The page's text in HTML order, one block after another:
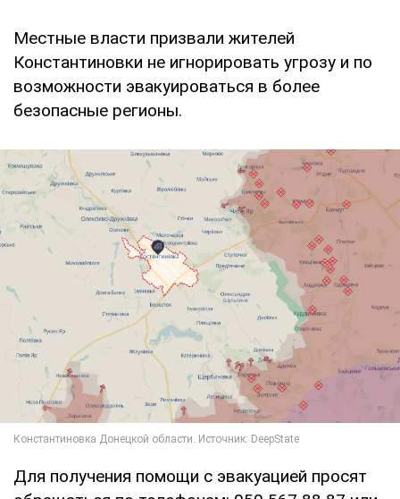
Местные власти призвали жителей
Константиновки не игнорировать угрозу и по
возможности эвакуироваться в более
безопасные регионы.
Для получения помощи с эвакуацией просят